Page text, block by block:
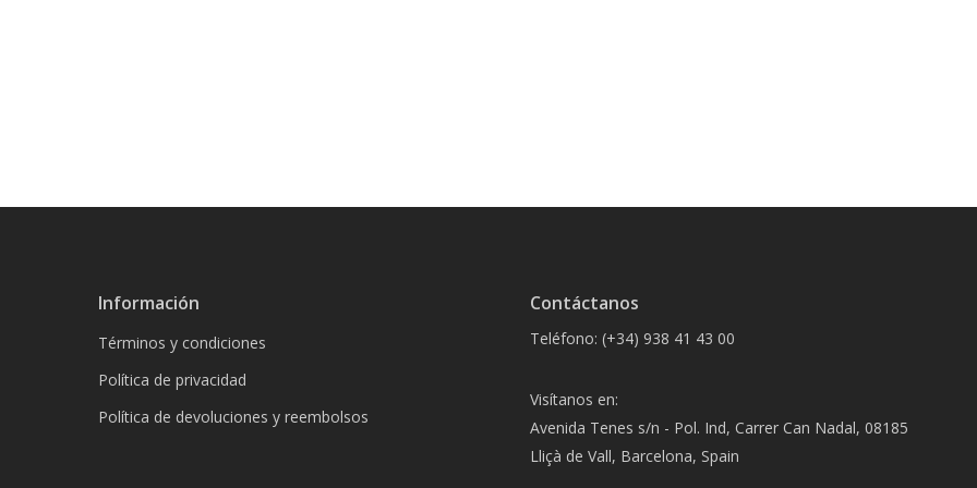
Información
Términos y condiciones
Política de privacidad
Política de devoluciones y reembolsos
Contáctanos
Teléfono: (+34) 938 41 43 00
Visítanos en:
Avenida Tenes s/n - Pol. Ind, Carrer Can Nadal, 08185
Lliçà de Vall, Barcelona, Spain